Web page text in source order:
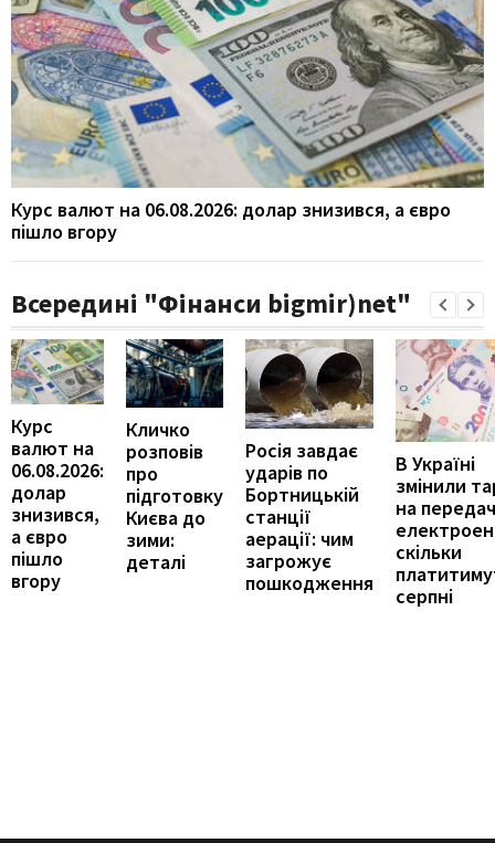
Курс валют на 06.08.2026: долар знизився, а євро
пішло вгору
Всередині "Фінанси bigmir)net"
Курс
валют на
06.08.2026:
долар
знизився,
а євро
пішло
вгору
Кличко
розповів
про
підготовку
Києва до
зими:
деталі
Росія завдає
ударів по
Бортницькій
станції
аерації: чим
загрожує
пошкодження
В Україні
змінили
на
скільки
серпні